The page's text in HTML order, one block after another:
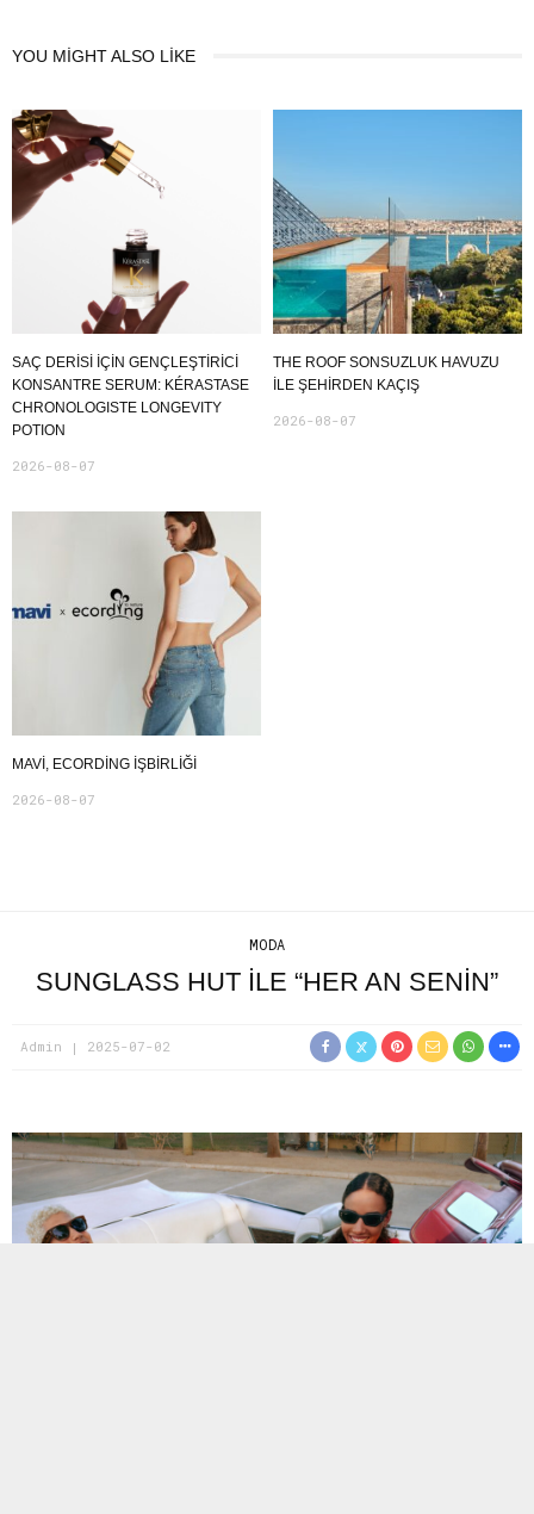
YOU MIGHT ALSO LIKE
SAÇ DERİSİ İÇİN GENÇLEŞTİRİCİ
KONSANTRE SERUM: KÉRASTASE
CHRONOLOGISTE LONGEVITY
POTION
2026-08-07
THE ROOF SONSUZLUK HAVUZU
ILE ŞEHIRDEN KAÇIŞ
2026-08-07
MAVI, ECORDING IŞBIRLIĞI
2026-08-07
MODA
SUNGLASS HUT ILE “HER AN SENIN”
Admin 2025-07-02